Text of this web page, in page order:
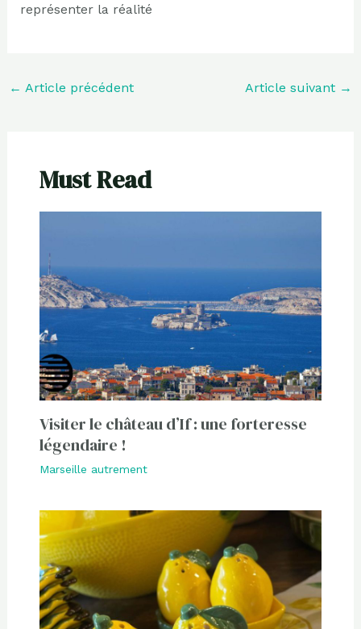
représenter la réalité
← Article précédent Article suivant →
Must Read
Visiter le château d’If : une forteresse
légendaire !
Marseille autrement